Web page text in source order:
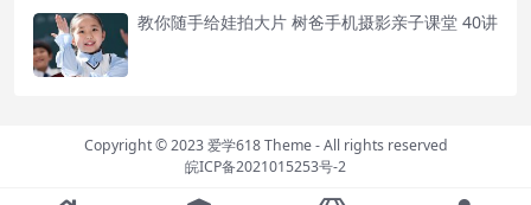
教你随手给娃拍大片 树爸手机摄影亲子课堂 40讲
Copyright © 2023爱学618 Theme- All rights reserved
皖ICP备2021015253号-2